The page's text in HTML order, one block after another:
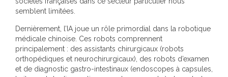
semblent limitées.
Dernièrement, l’IA joue un rôle primordial dans la robotique
médicale chinoise. Ces robots comprennent
principalement : des assistants chirurgicaux (robots
orthopédiques et neurochirurgicaux), des robots d’examen
et de diagnostic gastro-intestinaux (endoscopes à capsules,